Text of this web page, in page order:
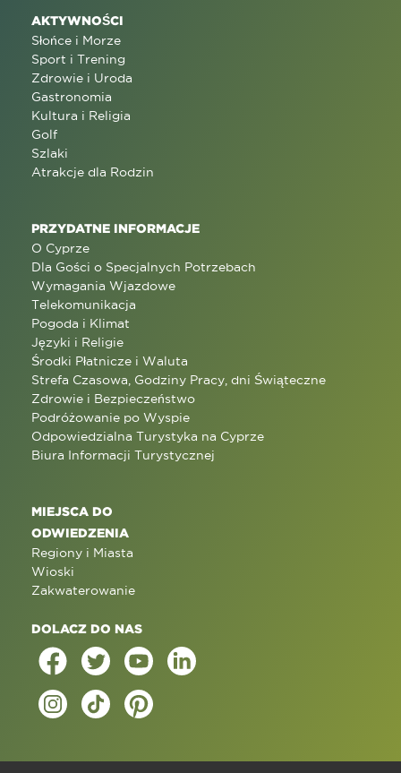
AKTYWNOŚCI
Słońce i Morze
Sport i Trening
Zdrowie i Uroda
Gastronomia
Kultura i Religia
Golf
Szlaki
Atrakcje dla Rodzin
PRZYDATNE INFORMACJE
O Cyprze
Dla Gości o Specjalnych Potrzebach
Wymagania Wjazdowe
Telekomunikacja
Pogoda i Klimat
Języki i Religie
Środki Płatnicze i Waluta
Strefa Czasowa, Godziny Pracy, dni Świąteczne
Zdrowie i Bezpieczeństwo
Podróżowanie po Wyspie
Odpowiedzialna Turystyka na Cyprze
Biura Informacji Turystycznej
MIEJSCA DO
ODWIEDZENIA
Regiony i Miasta
Wioski
Zakwaterowanie
DOLACZ DO NAS